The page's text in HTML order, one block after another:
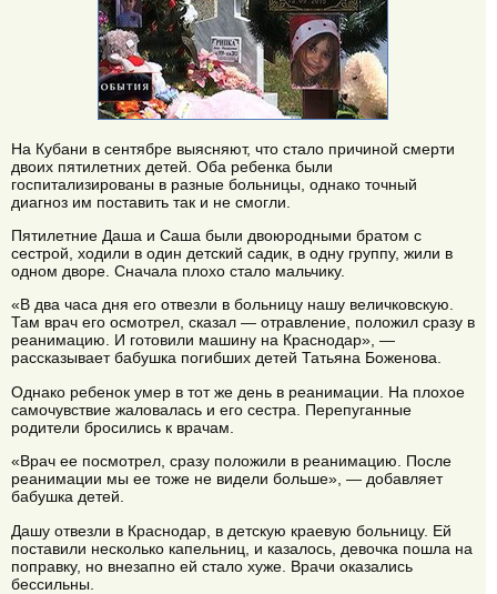
На Кубани в сентябре выясняют, что стало причиной смерти
двоих пятилетних детей. Оба ребенка были
госпитализированы в разные больницы, однако точный
диагноз им поставить так и не смогли.
Пятилетние Даша и Саша были двоюродными братом с
сестрой, ходили в один детский садик, в одну группу, жили в
одном дворе. Сначала плохо стало мальчику.
«В два часа дня его отвезли в больницу нашу величковскую.
Там врач его осмотрел, сказал — отравление, положил сразу в
реанимацию. И готовили машину на Краснодар», —
рассказывает бабушка погибших детей Татьяна Боженова.
Однако ребенок умер в тот же день в реанимации. На плохое
самочувствие жаловалась и его сестра. Перепуганные
родители бросились к врачам.
«Врач ее посмотрел, сразу положили в реанимацию. После
реанимации мы ее тоже не видели больше», — добавляет
бабушка детей.
Дашу отвезли в Краснодар, в детскую краевую больницу. Ей
поставили несколько капельниц, и казалось, девочка пошла на
поправку, но внезапно ей стало хуже. Врачи оказались
бессильны.